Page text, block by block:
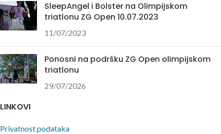
SleepAngel i Bolster na Olimpijskom
triatlonu ZG Open 10.07.2023
11/07/2023
Ponosni na podršku ZG Open olimpijskom
triatlonu
29/07/2026
LINKOVI
Privatnost podataka